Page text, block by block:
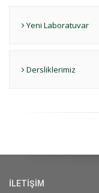
Yeni Laboratuvar
Dersliklerimiz
İLETİŞİM